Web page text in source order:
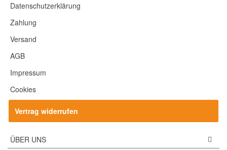
Datenschutzerklärung
Zahlung
Versand
AGB
Impressum
Cookies
Vertrag widerrufen
ÜBER UNS